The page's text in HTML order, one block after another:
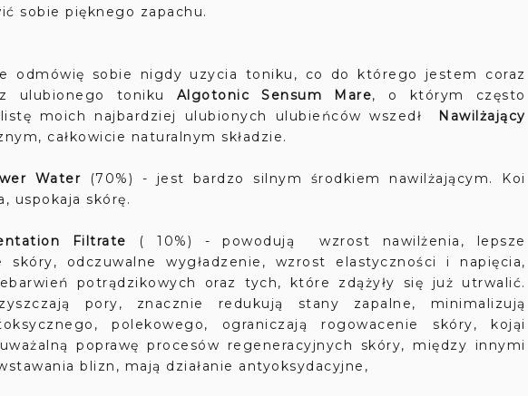
sobie pięknego zapachu.
odmówię sobie nigdy uzycia toniku, co do którego jestem coraz
ulubionego toniku Algotonic Sensum Mare, o którym często
moich najbardziej ulubionych ulubieńców wszedł
Nawilżający
całkowicie naturalnym składzie.
Water (70%) - jest bardzo silnym środkiem nawilżającym. Koi
uspokaja skórę.
Filtrate ( 10%) - powodują wzrost nawilżenia, lepsze
skóry, odczuwalne wygładzenie, wzrost elastyczności i napięcia,
potrądzikowych oraz tych, które zdążyły się już utrwalić.
pory, znacznie redukują stany zapalne, minimalizują
polekowego, ograniczają rogowacenie skóry, kojąi
poprawę procesów regeneracyjnych skóry, między innymi
blizn, mają działanie antyoksydacyjne,